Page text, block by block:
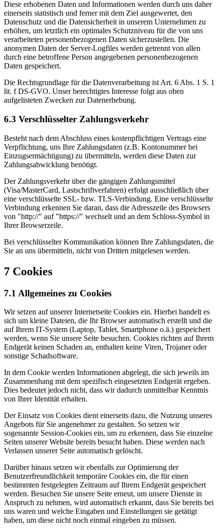
Diese erhobenen Daten und Informationen werden durch uns daher
einerseits statistisch und ferner mit dem Ziel ausgewertet, den
Datenschutz und die Datensicherheit in unserem Unternehmen zu
erhöhen, um letztlich ein optimales Schutzniveau für die von uns
verarbeiteten personenbezogenen Daten sicherzustellen. Die
anonymen Daten der Server-Logfiles werden getrennt von allen
durch eine betroffene Person angegebenen personenbezogenen
Daten gespeichert.
Die Rechtsgrundlage für die Datenverarbeitung ist Art. 6 Abs. 1 S. 1
lit. f DS-GVO. Unser berechtigtes Interesse folgt aus oben
aufgelisteten Zwecken zur Datenerhebung.
6.3 Verschlüsselter Zahlungsverkehr
Besteht nach dem Abschluss eines kostenpflichtigen Vertrags eine
Verpflichtung, uns Ihre Zahlungsdaten (z.B. Kontonummer bei
Einzugsermächtigung) zu übermitteln, werden diese Daten zur
Zahlungsabwicklung benötigt.
Der Zahlungsverkehr über die gängigen Zahlungsmittel
(Visa/MasterCard, Lastschriftverfahren) erfolgt ausschließlich über
eine verschlüsselte SSL- bzw. TLS-Verbindung. Eine verschlüsselte
Verbindung erkennen Sie daran, dass die Adresszeile des Browsers
von "http://" auf "https://" wechselt und an dem Schloss-Symbol in
Ihrer Browserzeile.
Bei verschlüsselter Kommunikation können Ihre Zahlungsdaten, die
Sie an uns übermitteln, nicht von Dritten mitgelesen werden.
7 Cookies
7.1 Allgemeines zu Cookies
Wir setzen auf unserer Internetseite Cookies ein. Hierbei handelt es
sich um kleine Dateien, die Ihr Browser automatisch erstellt und die
auf Ihrem IT-System (Laptop, Tablet, Smartphone o.ä.) gespeichert
werden, wenn Sie unsere Seite besuchen. Cookies richten auf Ihrem
Endgerät keinen Schaden an, enthalten keine Viren, Trojaner oder
sonstige Schadsoftware.
In dem Cookie werden Informationen abgelegt, die sich jeweils im
Zusammenhang mit dem spezifisch eingesetzten Endgerät ergeben.
Dies bedeutet jedoch nicht, dass wir dadurch unmittelbar Kenntnis
von Ihrer Identität erhalten.
Der Einsatz von Cookies dient einerseits dazu, die Nutzung unseres
Angebots für Sie angenehmer zu gestalten. So setzen wir
sogenannte Session-Cookies ein, um zu erkennen, dass Sie einzelne
Seiten unserer Website bereits besucht haben. Diese werden nach
Verlassen unserer Seite automatisch gelöscht.
Darüber hinaus setzen wir ebenfalls zur Optimierung der
Benutzerfreundlichkeit temporäre Cookies ein, die für einen
bestimmten festgelegten Zeitraum auf Ihrem Endgerät gespeichert
werden. Besuchen Sie unsere Seite erneut, um unsere Dienste in
Anspruch zu nehmen, wird automatisch erkannt, dass Sie bereits bei
uns waren und welche Eingaben und Einstellungen sie getätigt
haben, um diese nicht noch einmal eingeben zu müssen.